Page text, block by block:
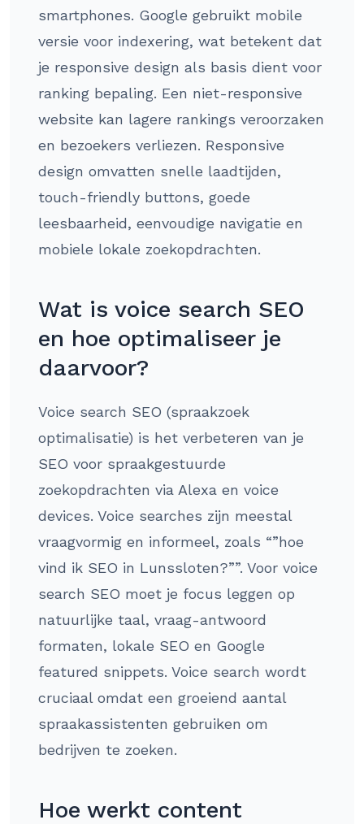
smartphones. Google gebruikt mobile
versie voor indexering, wat betekent dat
je responsive design als basis dient voor
ranking bepaling. Een niet-responsive
website kan lagere rankings veroorzaken
en bezoekers verliezen. Responsive
design omvatten snelle laadtijden,
touch-friendly buttons, goede
leesbaarheid, eenvoudige navigatie en
mobiele lokale zoekopdrachten.
Wat is voice search SEO
en hoe optimaliseer je
daarvoor?
Voice search SEO (spraakzoek
optimalisatie) is het verbeteren van je
SEO voor spraakgestuurde
zoekopdrachten via Alexa en voice
devices. Voice searches zijn meestal
vraagvormig en informeel, zoals “”hoe
vind ik SEO in Lunssloten?””. Voor voice
search SEO moet je focus leggen op
natuurlijke taal, vraag-antwoord
formaten, lokale SEO en Google
featured snippets. Voice search wordt
cruciaal omdat een groeiend aantal
spraakassistenten gebruiken om
bedrijven te zoeken.
Hoe werkt content